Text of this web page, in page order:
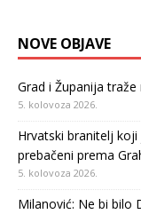
NOVE OBJAVE
Grad i Županija
5. kolovoza 2026.
Hrvatski branitelj
prebačeni prema
5. kolovoza 2026.
Milanović: Ne bi bilo